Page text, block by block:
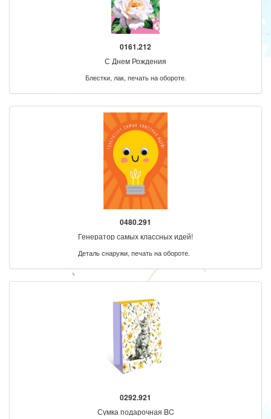
0161.212
С Днем Рождения
Блестки, лак, печать на обороте.
0480.291
Генератор самых классных идей!
Деталь снаружи, печать на обороте.
0292.921
Сумка подарочная BC